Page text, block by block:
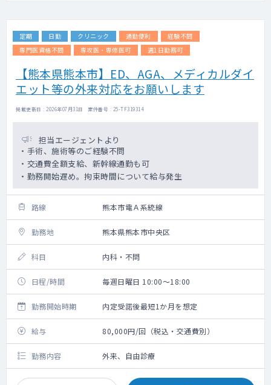
定期 日勤 クリニック 通勤便利
経験不問
専門医資格不問
専攻医・専修医可 週1日勤務可
【熊本県熊本市】ED、AGA、メディカルダイ
エット等の外来対応をお願いします
掲載更新日 : 2026年07月31日 案件番号 : 25-TF319314
担当エージェントより
・手術、施術等のご経験不問
・交通費全額支給、新幹線通勤も可
・勤務開始遅め。拘束時間について給与発生
路線 熊本市電Ａ系統線
勤務地 熊本県熊本市中央区
科目 内科・不問
日程/時間 毎週日曜日 10:00～18:00
勤務開始時期 内定受諾後最短1か月を想定
給与 80,000円/回（税込・交通費別）
勤務内容 外来、自由診療